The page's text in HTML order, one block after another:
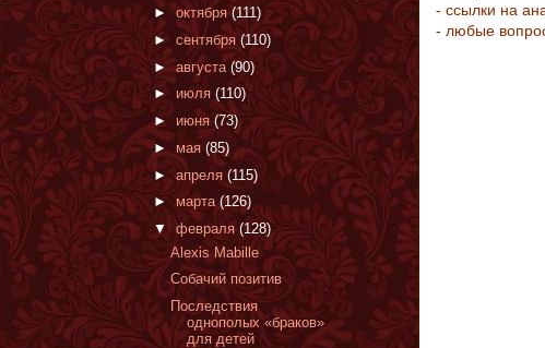
- ссылки на
- любые
►октября (111)
► сентября (110)
►августа (90)
► июля (110)
► июня (73)
► мая (85)
► апреля (115)
► марта(126)
▼ февраля (128)
Alexis Mabille
Собачий позитив
Последствия
однополых «браков»
для детей